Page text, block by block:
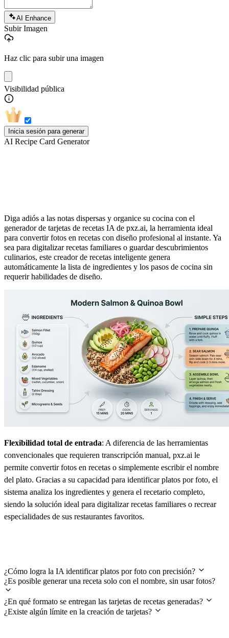
AI Enhance
Subir Imagen
Haz clic para subir una imagen
Visibilidad pública
Inicia sesión para generar
AI Recipe Card Generator
Diga adiós a las notas dispersas y organice su cocina con el
generador de tarjetas de recetas IA de pxz.ai, la herramienta ideal
para convertir fotos en recetas con diseño profesional al instante. Ya
sea para digitalizar recetas familiares o guardar descubrimientos
culinarios, este creador de recetas inteligente genera
automáticamente la lista de ingredientes y los pasos de cocina sin
requerir habilidades de diseño.
Flexibilidad total de entrada: A diferencia de las herramientas
convencionales que requieren transcripción manual, pxz.ai le
permite convertir fotos en recetas o simplemente escribir el nombre
del plato. Gracias a su capacidad para identificar platos por foto, el
sistema analiza los ingredientes y genera el recetario completo,
siendo la solución ideal para digitalizar recetas familiares o recrear
especialidades de sus restaurantes favoritos.
¿Cómo logra la IA identificar platos por foto con precisión?
¿Es posible generar una receta solo con el nombre, sin usar fotos?
¿En qué formato se entregan las tarjetas de recetas generadas?
¿Existe algún límite en la creación de tarjetas?